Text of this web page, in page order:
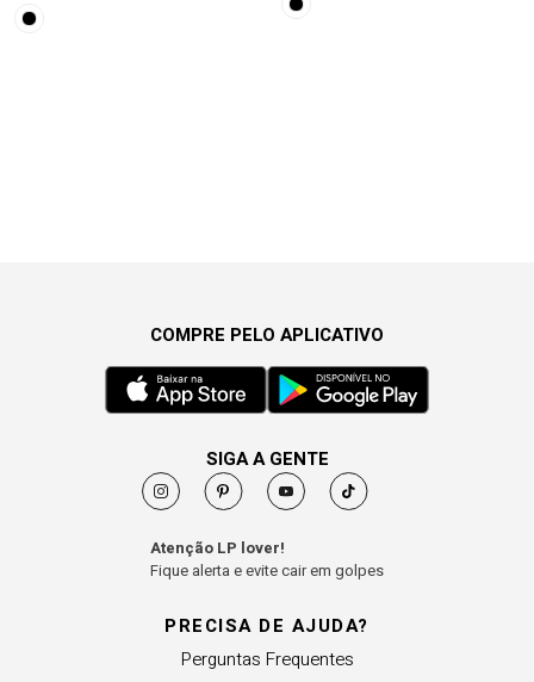
PRECISA DE AJUDA?
Perguntas Frequentes
COMPRE PELO APLICATIVO
SIGA A GENTE
Atenção LP lover!
Fique alerta e evite cair em golpes